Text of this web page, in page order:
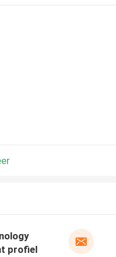
profiel